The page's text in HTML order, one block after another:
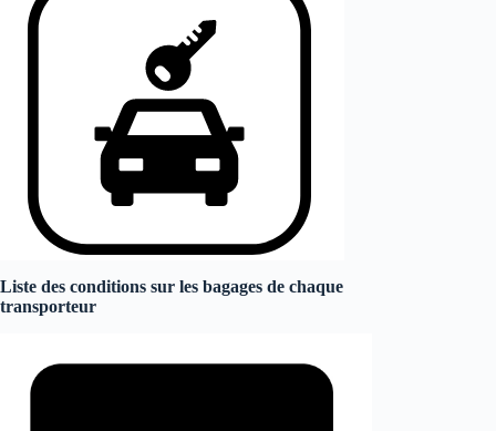
Liste des conditions sur les bagages de chaque
transporteur